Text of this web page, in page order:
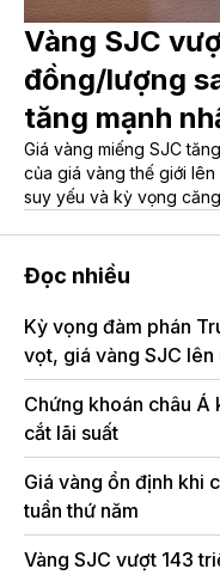
Vàng SJC
đồng/lượng
tăng mạnh
Giá vàng miếng SJC
của giá vàng thế giới
suy yếu và kỳ vọng
Đọc nhiều
Kỳ vọng đàm phán
vọt, giá vàng SJC
Chứng khoán châu Á
cắt lãi suất
Giá vàng ổn định khi
tuần thứ năm
Vàng SJC vượt 143